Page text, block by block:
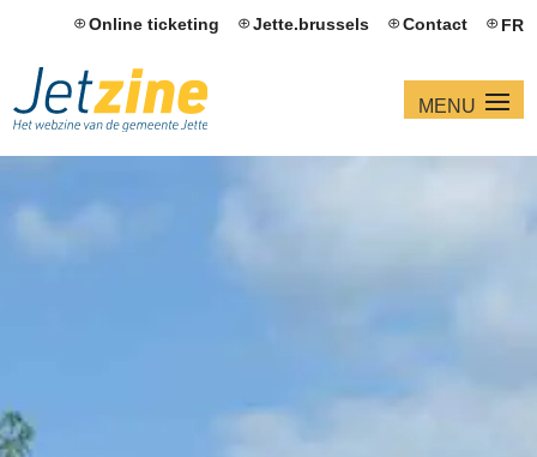
Online ticketing Jette.brussels Contact FR